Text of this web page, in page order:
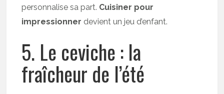
personnalise sa part. Cuisiner pour
impressionner devient un jeu d’enfant.
5. Le ceviche : la
fraîcheur de l’été